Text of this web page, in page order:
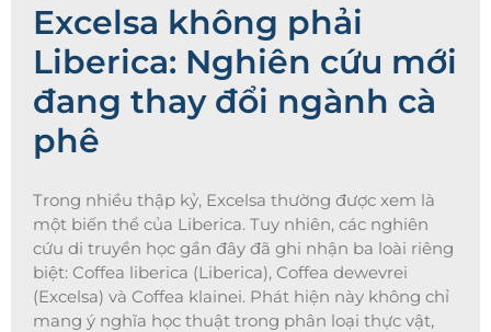
Excelsa không phải
Liberica: Nghiên cứu mới
đang thay đổi ngành cà
phê
Trong nhiều thập kỷ, Excelsa thường được xem là
một biến thể của Liberica. Tuy nhiên, các nghiên
cứu di truyền học gần đây đã ghi nhận ba loài riêng
biệt: Coffea liberica (Liberica), Coffea dewevrei
(Excelsa) và Coffea klainei. Phát hiện này không chỉ
mang ý nghĩa học thuật trong phân loại thực vật,